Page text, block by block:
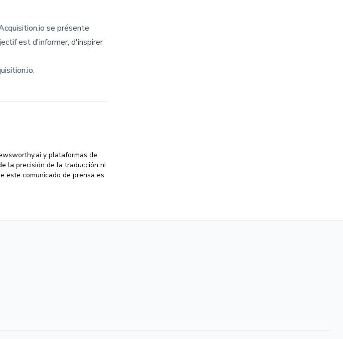
se présente
est d'informer, d'inspirer
y plataformas de
la precisión de la traducción ni
este comunicado de prensa es